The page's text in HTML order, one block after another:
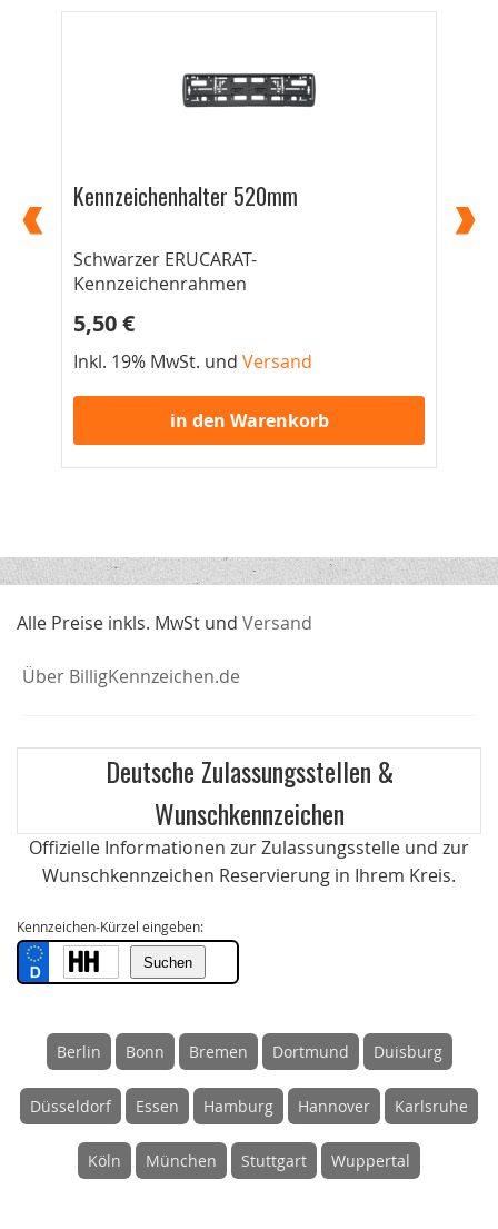
Kennzeichenhalter 520mm
Schwarzer ERUCARAT-
Kennzeichenrahmen
5,50 €
Inkl. 19% MwSt. und Versand
in den Warenkorb
Alle Preise inkls. MwSt und Versand
Über BilligKennzeichen.de
Deutsche Zulassungsstellen &
Wunschkennzeichen
Offizielle Informationen zur Zulassungsstelle und zur
Wunschkennzeichen Reservierung in Ihrem Kreis.
Kennzeichen-Kürzel eingeben:
Berlin Bonn Bremen Dortmund Duisburg
Düsseldorf Essen Hamburg Hannover Karlsruhe
Köln München Stuttgart Wuppertal